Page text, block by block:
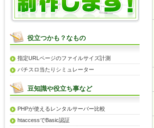
役立つかも？なもの
指定URLページのファイルサイズ計測
パチスロ当たりシミュレーター
豆知識や役立ち事など
PHPが使えるレンタルサーバー比較
htaccessでBasic認証